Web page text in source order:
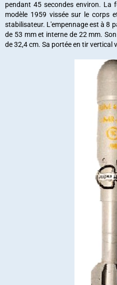
pendant 45 secondes environ.
modèle 1959 vissée sur le corps
stabilisateur. L'empennage est à 8
de 53 mm et interne de 22 mm.
de 32,4 cm. Sa portée en tir vertical